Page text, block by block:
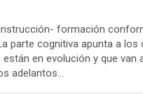
formación
parte cognitiva apunta a
en evolución y que van
adelantos…